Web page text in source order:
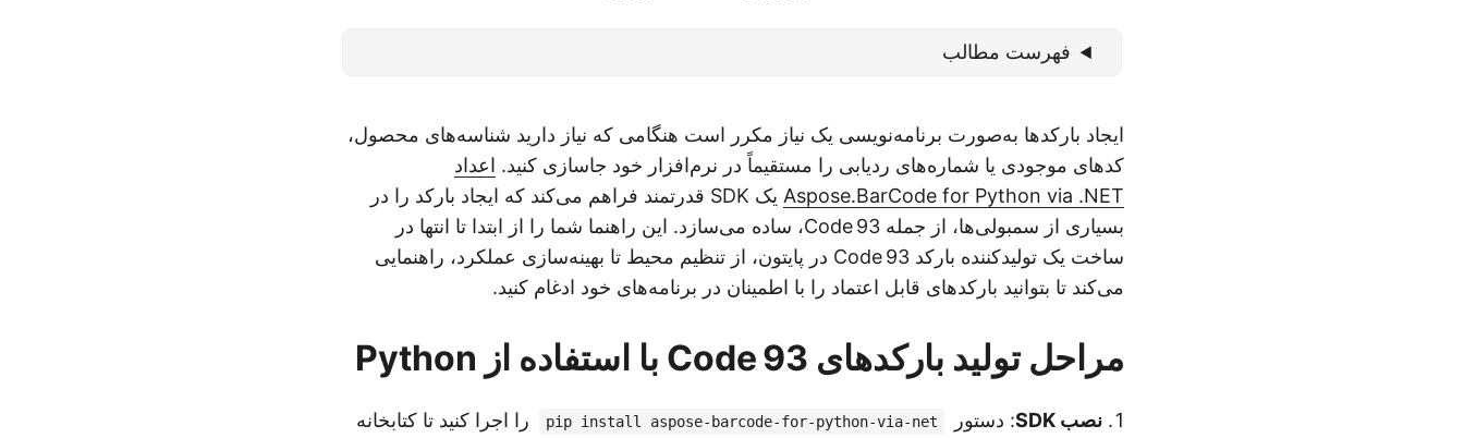
فهرست مطالب
ایجاد بارکدها به‌صورت برنامه‌نویسی یک نیاز مکرر است هنگامی که نیاز دارید شناسه‌های محصول،
کدهای موجودی یا شماره‌های ردیابی را مستقیماً در نرم‌افزار خود جاسازی کنید. اعداد
Aspose.BarCode for Python via .NET
یک SDK قدرتمند فراهم می‌کند که ایجاد بارکد را در
بسیاری از سمبولی‌ها، از جمله Code 93، ساده می‌سازد. این راهنما شما را از ابتدا تا انتها در
ساخت یک تولیدکننده بارکد Code 93 در پایتون، از تنظیم محیط تا بهینه‌سازی عملکرد، راهنمایی
می‌کند تا بتوانید بارکدهای قابل اعتماد را با اطمینان در برنامه‌های خود ادغام کنید.
مراحل تولید بارکدهای Code 93 با استفاده از Python
نصب SDK : دستور pip install aspose-barcode-for-python-via-net
را اجرا کنید تا کتابخانه